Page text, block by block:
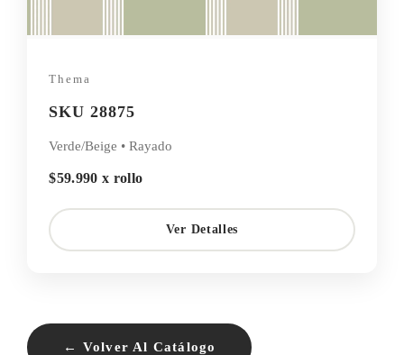
Thema
SKU 28875
Verde/Beige • Rayado
$59.990 x rollo
Ver Detalles
← Volver Al Catálogo